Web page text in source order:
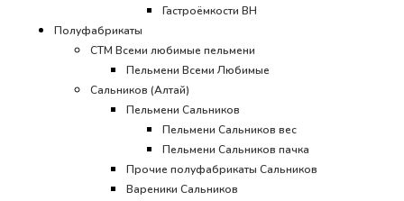
Гастроёмкости ВН
Полуфабрикаты
СТМ Всеми любимые пельмени
Пельмени Всеми Любимые
Сальников (Алтай)
Пельмени Сальников
Пельмени Сальников вес
Пельмени Сальников пачка
Прочие полуфабрикаты Сальников
Вареники Сальников